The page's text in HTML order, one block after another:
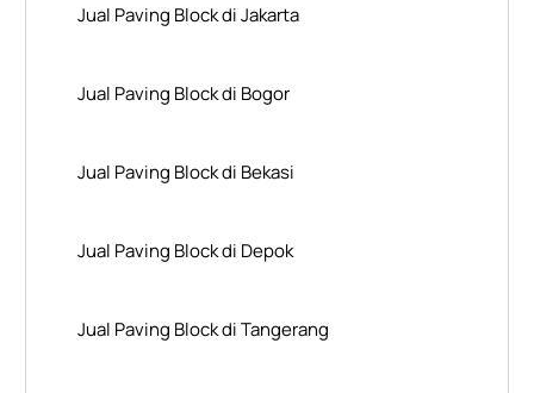
Jual Paving Block di Jakarta
Jual Paving Block di Bogor
Jual Paving Block di Bekasi
Jual Paving Block di Depok
Jual Paving Block di Tangerang